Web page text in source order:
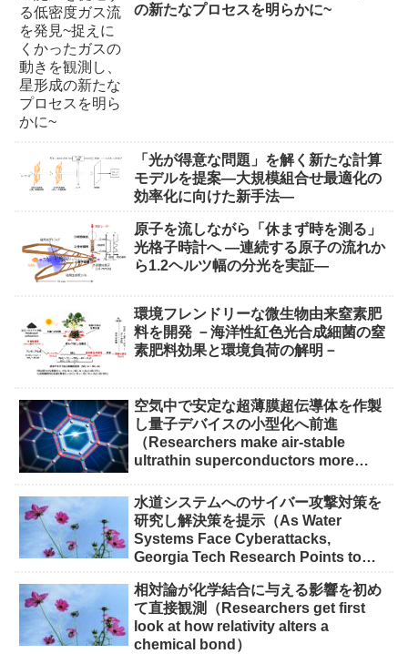
の新たなプロセスを明らかに~
「光が得意な問題」を解く新たな計算
モデルを提案―大規模組合せ最適化の
効率化に向けた新手法―
原子を流しながら「休まず時を測る」
光格子時計へ ―連続する原子の流れか
ら1.2ヘルツ幅の分光を実証―
環境フレンドリーな微生物由来窒素肥
料を開発 －海洋性紅色光合成細菌の窒
素肥料効果と環境負荷の解明－
空気中で安定な超薄膜超伝導体を作製
し量子デバイスの小型化へ前進
（Researchers make air-stable
ultrathin superconductors more
水道システムへのサイバー攻撃対策を
研究し解決策を提示（As Water
Systems Face Cyberattacks,
Georgia Tech Research Points to
相対論が化学結合に与える影響を初め
て直接観測（Researchers get first
look at how relativity alters a
chemical bond）